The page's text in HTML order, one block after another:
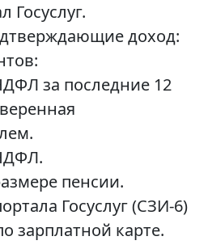
Госуслуг.
доход:
за последние 12
пенсии.
Госуслуг (СЗИ-6)
зарплатной карте.